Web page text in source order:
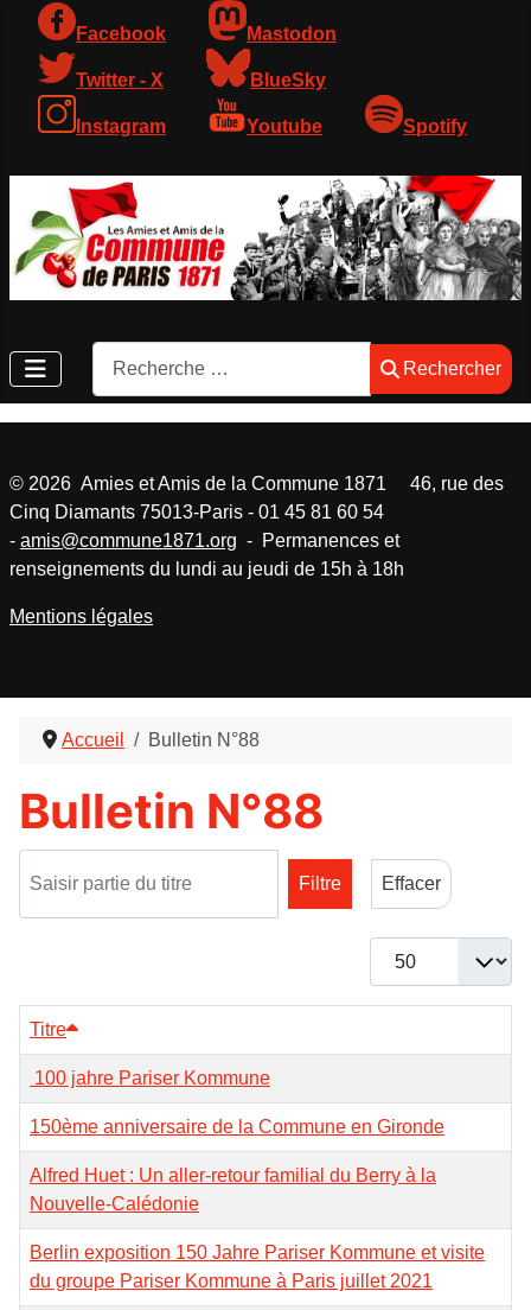
Facebook Mastodon
Twitter - X BlueSky
Instagram Youtube Spotify
Rechercher
Rechercher
Accueil Bulletin N°88
Bulletin N°88
Filtre
Effacer
Afficher #
Titre
100 jahre Pariser Kommune
150ème anniversaire de la Commune en Gironde
Alfred Huet : Un aller-retour familial du Berry à la
Nouvelle-Calédonie
Berlin exposition 150 Jahre Pariser Kommune et visite
du groupe Pariser Kommune à Paris juillet 2021
© 2026 Amies et Amis de la Commune 1871 46, rue des
Cinq Diamants 75013-Paris - 01 45 81 60 54
- amis@commune1871.org - Permanences et
renseignements du lundi au jeudi de 15h à 18h
Mentions légales